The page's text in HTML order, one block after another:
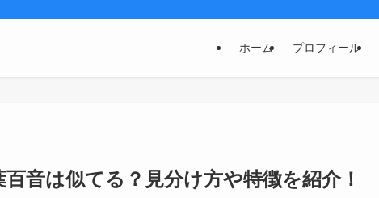
ホーム プロフィール
音は似てる？見分け方や特徴を紹介！